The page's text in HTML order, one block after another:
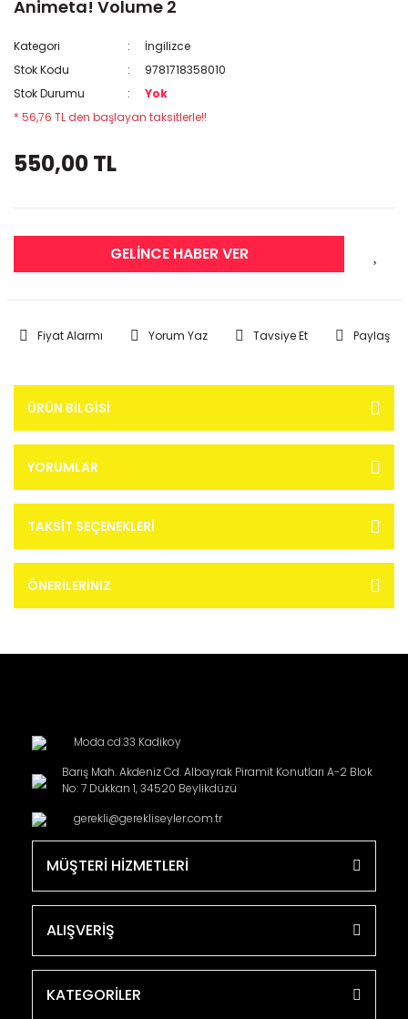
Animeta! Volume 2
Kategori
İngilizce
Stok Kodu
9781718358010
Stok Durumu
Yok
* 56,76 TL den başlayan taksitlerle!!
550,00 TL
GELİNCE HABER VER
Fiyat Alarmı Yorum Yaz Tavsiye Et Paylaş
ÜRÜN BILGISI
YORUMLAR
TAKSIT SEÇENEKLERI
ÖNERILERINIZ
Moda cd.33 Kadikoy
Barış Mah. Akdeniz Cd. Albayrak Piramit Konutları A-2 Blok
No: 7 Dükkan 1, 34520 Beylikdüzü
gerekli@gerekliseyler.com.tr
MÜŞTERİ HİZMETLERİ
ALIŞVERİŞ
KATEGORİLER